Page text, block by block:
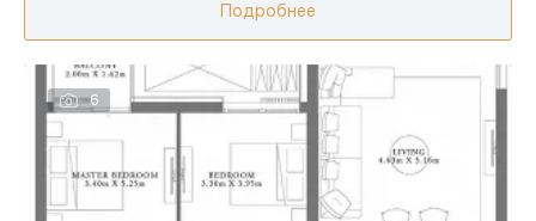
Подробнее
6